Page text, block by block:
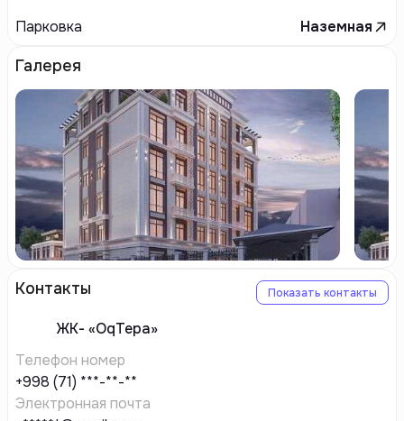
Парковка
Наземная
Галерея
Контакты Показать контакты
ЖК- «OqTepa»
Телефон номер
+998 (71) ***-**-**
Электронная почта